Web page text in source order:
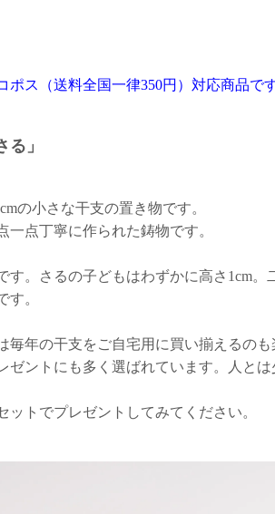
ポス（送料全国一律350円）対応商品です
」
の小さな干支の置き物です。
一点丁寧に作られた鋳物です。
す。さるの子どもはわずかに高さ1cm。
す。
毎年の干支をご自宅用に買い揃えるの
ゼントにも多く選ばれています。人と
ットでプレゼントしてみてください。